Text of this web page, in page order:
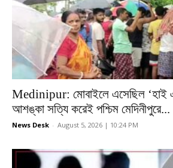
Medinipur: মোবাইলে এসেছিল ‘হাই
আশঙ্কা সত্যি করেই পশ্চিম মেদিনীপুরে...
News Desk - August 5, 2026 | 10:24 PM